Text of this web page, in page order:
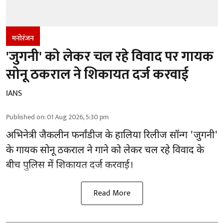
मनोरंजन
'जुगनी' को लेकर चल रहे विवाद पर गायक
सोनू ठकराल ने शिकायत दर्ज करवाई
IANS
Published on:01 Aug 2026, 5:30 pm
अभिनेत्री जैकलीन फर्नांडीज के हालिया रिलीज सॉन्ग 'जुगनी'
के गायक सोनू ठकराल ने गाने को लेकर चल रहे विवाद के
बीच पुलिस में शिकायत दर्ज करवाई।
Read More